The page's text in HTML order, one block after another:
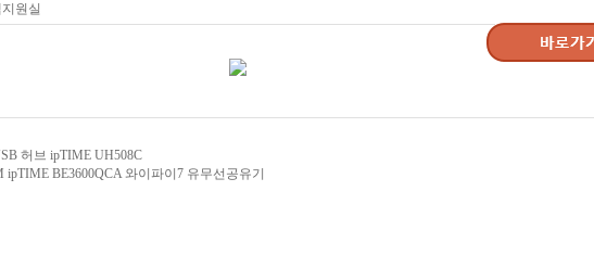
원실
허브 ipTIME UH508C
BE3600QCA 와이파이7 유무선공유기